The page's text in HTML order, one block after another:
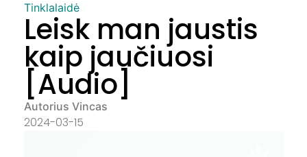
Tinklalaidė
Leisk man jaustis
kaip jaučiuosi
[Audio]
Autorius Vincas
2024-03-15